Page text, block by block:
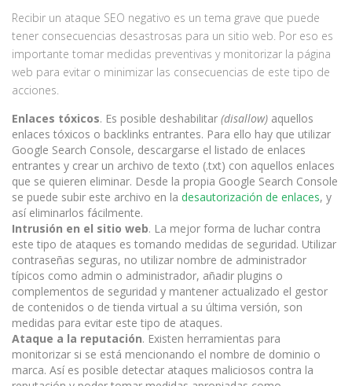
Recibir un ataque SEO negativo es un tema grave que puede
tener consecuencias desastrosas para un sitio web. Por eso es
importante tomar medidas preventivas y monitorizar la página
web para evitar o minimizar las consecuencias de este tipo de
acciones.
Enlaces tóxicos. Es posible deshabilitar (disallow) aquellos
enlaces tóxicos o backlinks entrantes. Para ello hay que utilizar
Google Search Console, descargarse el listado de enlaces
entrantes y crear un archivo de texto (.txt) con aquellos enlaces
que se quieren eliminar. Desde la propia Google Search Console
se puede subir este archivo en la desautorización de enlaces, y
así eliminarlos fácilmente.
Intrusión en el sitio web. La mejor forma de luchar contra
este tipo de ataques es tomando medidas de seguridad. Utilizar
contraseñas seguras, no utilizar nombre de administrador
típicos como admin o administrador, añadir plugins o
complementos de seguridad y mantener actualizado el gestor
de contenidos o de tienda virtual a su última versión, son
medidas para evitar este tipo de ataques.
Ataque a la reputación. Existen herramientas para
monitorizar si se está mencionando el nombre de dominio o
marca. Así es posible detectar ataques maliciosos contra la